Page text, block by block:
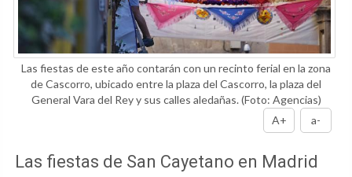
Las fiestas de este año contarán con un recinto ferial en la zona
de Cascorro, ubicado entre la plaza del Cascorro, la plaza del
General Vara del Rey y sus calles aledañas.(Foto: Agencias)
A+
a-
Las fiestas de San Cayetano en Madrid